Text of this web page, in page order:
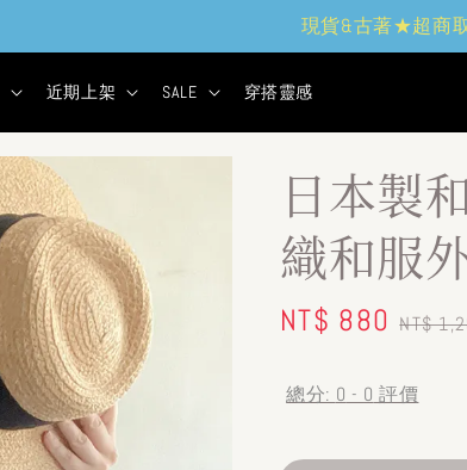
37分鐘 47秒
近期上架 SALE 穿搭靈感
日本製
織和服
Sale
NT$ 880 NT$
總分: 0 - 0 評價